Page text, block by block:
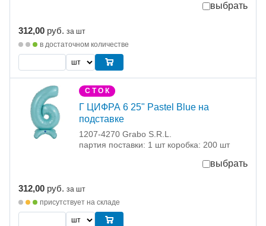
выбрать
312,00 руб. за шт
в достаточном количестве
С Т О К
Г ЦИФРА 6 25" Pastel Blue на
подставке
1207-4270 Grabo S.R.L.
партия поставки: 1 шт коробка: 200 шт
выбрать
312,00 руб. за шт
присутствует на складе